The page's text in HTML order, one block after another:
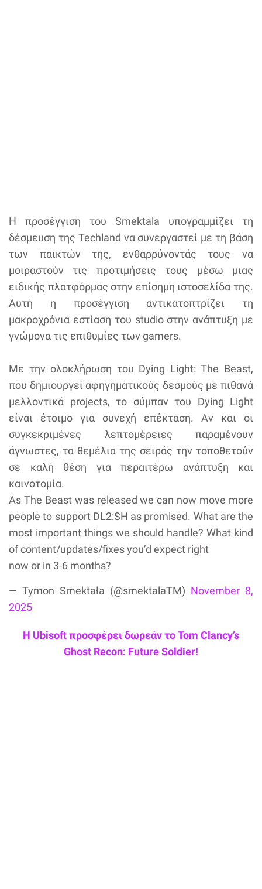
Η προσέγγιση του Smektala υπογραμμίζει τη
δέσμευση της Techland να συνεργαστεί με τη βάση
των παικτών της, ενθαρρύνοντάς τους να
μοιραστούν τις προτιμήσεις τους μέσω μιας
ειδικής πλατφόρμας στην επίσημη ιστοσελίδα της.
Αυτή η προσέγγιση αντικατοπτρίζει τη
μακροχρόνια εστίαση του studio στην ανάπτυξη με
γνώμονα τις επιθυμίες των gamers.
Με την ολοκλήρωση του Dying Light: The Beast,
που δημιουργεί αφηγηματικούς δεσμούς με πιθανά
μελλοντικά projects, το σύμπαν του Dying Light
είναι έτοιμο για συνεχή επέκταση. Αν και οι
συγκεκριμένες λεπτομέρειες παραμένουν
άγνωστες, τα θεμέλια της σειράς την τοποθετούν
σε καλή θέση για περαιτέρω ανάπτυξη και
καινοτομία.
As The Beast was released we can now move more
people to support DL2:SH as promised. What are the
most important things we should handle? What kind
of content/updates/fixes you’d expect right
now or in 3-6 months?
— Tymon Smektała (@smektalaTM) November 8,
2025
Η Ubisoft προσφέρει δωρεάν το Tom Clancy’s
Ghost Recon: Future Soldier!